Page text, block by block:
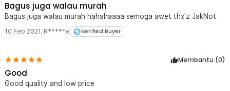
Bagus juga walau murah
Bagus juga walau murah hahahaaaa semoga awet thx'z JakNot
10 Feb 2021, R*****e Verified Buyer
Membantu (0)
Good
Good quality and low price